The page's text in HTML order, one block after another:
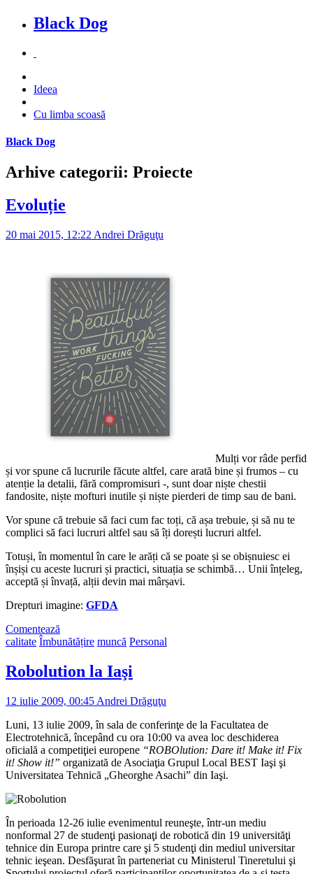
Black Dog
Ideea
Cu limba scoasă
Black Dog
Arhive categorii: Proiecte
Evoluție
20 mai 2015, 12:22 Andrei Drăguţu
Mulți vor râde perfid
și vor spune că lucrurile făcute altfel, care arată bine și frumos – cu
atenție la detalii, fără compromisuri -, sunt doar niște chestii
fandosite, niște mofturi inutile și niște pierderi de timp sau de bani.
Vor spune că trebuie să faci cum fac toți, că așa trebuie, și să nu te
complici să faci lucruri altfel sau să îți dorești lucruri altfel.
Totuși, în momentul în care le arăți că se poate și se obișnuiesc ei
înșiși cu aceste lucruri și practici, situația se schimbă… Unii înțeleg,
acceptă și învață, alții devin mai mârșavi.
Drepturi imagine: GFDA
Comentează
calitate Îmbunătățire muncă Personal
Robolution la Iaşi
12 iulie 2009, 00:45 Andrei Drăguţu
Luni, 13 iulie 2009, în sala de conferinţe de la Facultatea de
Electrotehnică, începând cu ora 10:00 va avea loc deschiderea
oficială a competiţiei europene “ROBOlution: Dare it! Make it! Fix
it! Show it!” organizată de Asociaţia Grupul Local BEST Iaşi şi
Universitatea Tehnică „Gheorghe Asachi” din Iaşi.
În perioada 12-26 iulie evenimentul reuneşte, într-un mediu
nonformal 27 de studenţi pasionaţi de robotică din 19 universităţi
tehnice din Europa printre care şi 5 studenţi din mediul universitar
tehnic ieşean. Desfăşurat în parteneriat cu Ministerul Tineretului şi